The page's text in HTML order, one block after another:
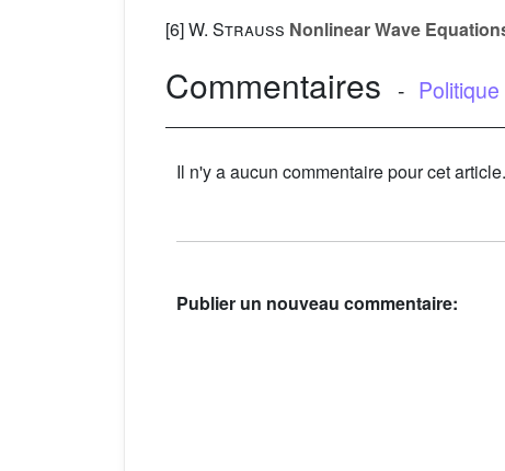
[6]W. Strauss Nonlinear Wave
Commentaires - Politique
Il n'y a aucun commentaire pour cet
Publier un nouveau commentaire: